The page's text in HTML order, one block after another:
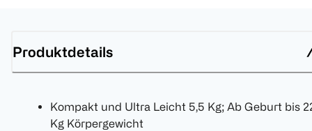
Produktdetails
Kompakt und Ultra Leicht 5,5 Kg; Ab Geburt bis
Kg Körpergewicht